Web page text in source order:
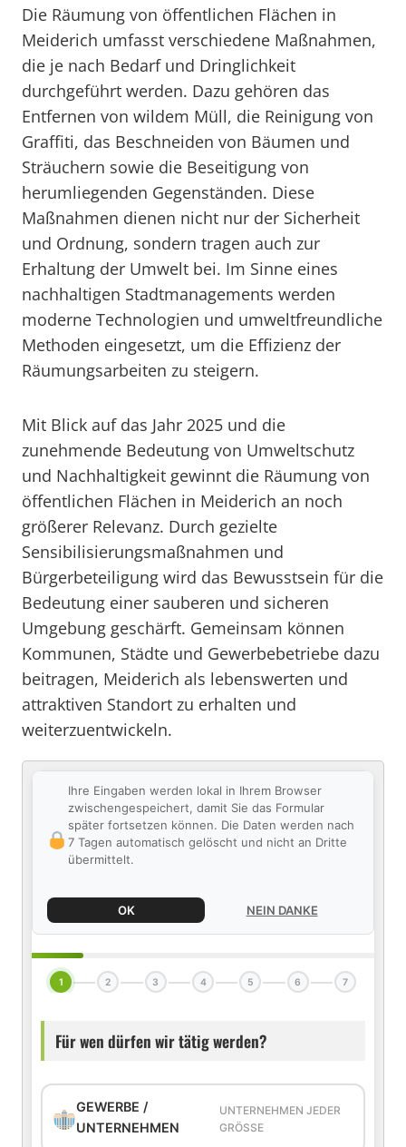
Die Räumung von öffentlichen Flächen in
Meiderich umfasst verschiedene Maßnahmen,
die je nach Bedarf und Dringlichkeit
durchgeführt werden. Dazu gehören das
Entfernen von wildem Müll, die Reinigung von
Graffiti, das Beschneiden von Bäumen und
Sträuchern sowie die Beseitigung von
herumliegenden Gegenständen. Diese
Maßnahmen dienen nicht nur der Sicherheit
und Ordnung, sondern tragen auch zur
Erhaltung der Umwelt bei. Im Sinne eines
nachhaltigen Stadtmanagements werden
moderne Technologien und umweltfreundliche
Methoden eingesetzt, um die Effizienz der
Räumungsarbeiten zu steigern.
Mit Blick auf das Jahr 2025 und die
zunehmende Bedeutung von Umweltschutz
und Nachhaltigkeit gewinnt die Räumung von
öffentlichen Flächen in Meiderich an noch
größerer Relevanz. Durch gezielte
Sensibilisierungsmaßnahmen und
Bürgerbeteiligung wird das Bewusstsein für die
Bedeutung einer sauberen und sicheren
Umgebung geschärft. Gemeinsam können
Kommunen, Städte und Gewerbebetriebe dazu
beitragen, Meiderich als lebenswerten und
attraktiven Standort zu erhalten und
weiterzuentwickeln.
Ihre Eingaben werden lokal in Ihrem Browser
zwischengespeichert, damit Sie das Formular
später fortsetzen können. Die Daten werden nach
7 Tagen automatisch gelöscht und nicht an Dritte
übermittelt.
OK NEIN DANKE
1 2 3 4 5 6 7
Für wen dürfen wir tätig werden?
GEWERBE /
UNTERNEHMEN
UNTERNEHMEN JEDER
GRÖSSE